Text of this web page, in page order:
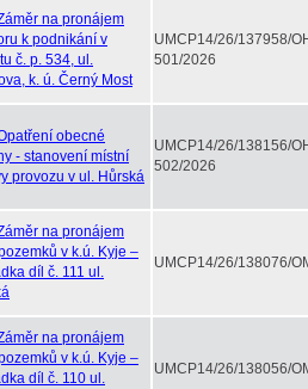
na pronájem
k podnikání v
č. p. 534, ul.
k. ú. Černý Most
UMCP14/26/137958/
501/2026
obecné
- stanovení místní
provozu v ul. Hůrská
UMCP14/26/138156/
502/2026
na pronájem
v k.ú. Kyje –
díl č. 111 ul.
UMCP14/26/138076/
na pronájem
v k.ú. Kyje –
díl č. 110 ul.
UMCP14/26/138056/